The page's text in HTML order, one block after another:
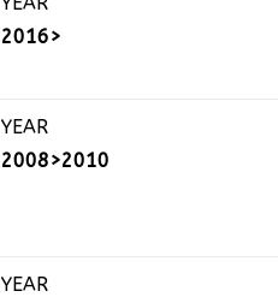
2016>
YEAR
2008>2010
YEAR